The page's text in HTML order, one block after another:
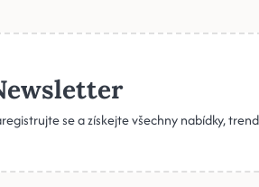
se a získejte všechny nabídky,